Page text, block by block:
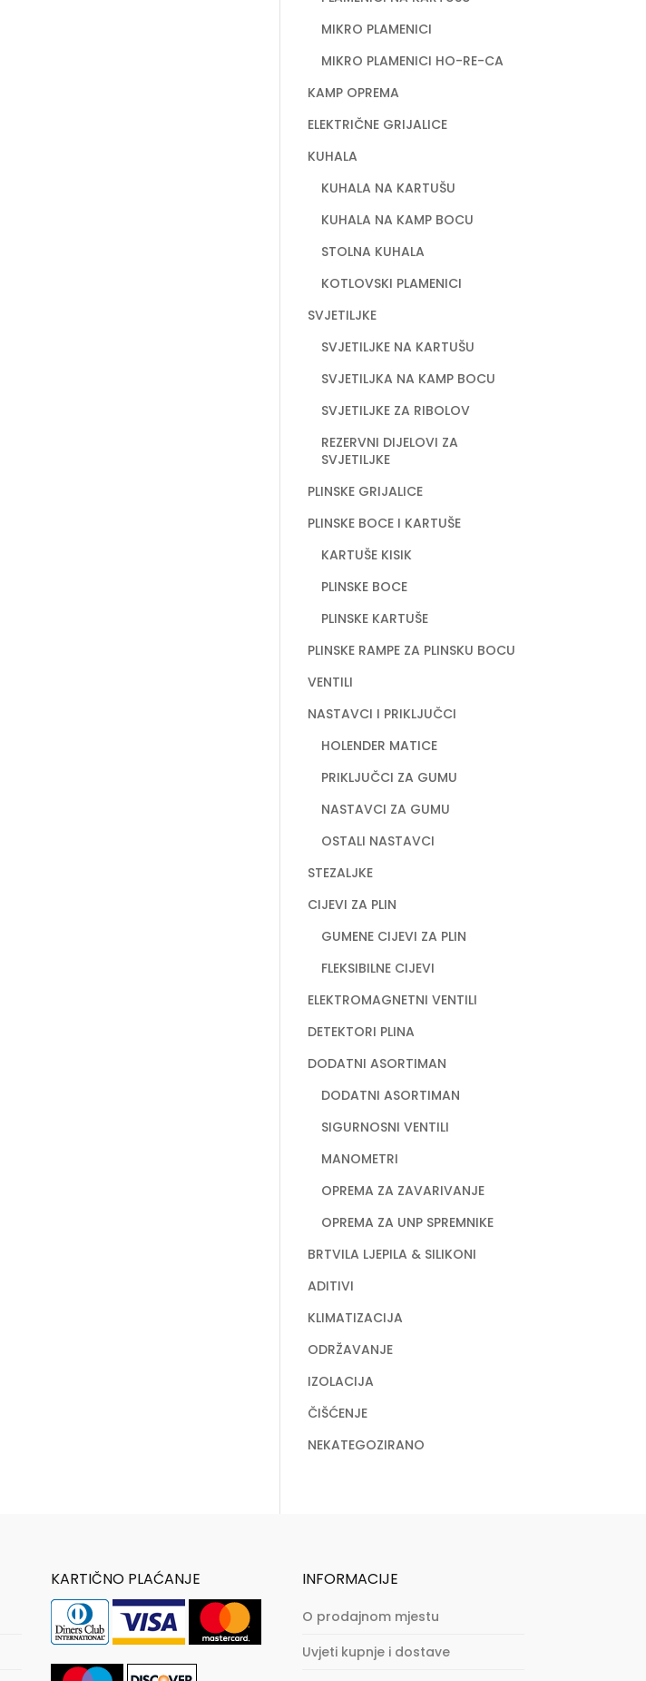
MIKRO PLAMENICI
MIKRO PLAMENICI HO-RE-CA
KAMP OPREMA
ELEKTRIČNE GRIJALICE
KUHALA
KUHALA NA KARTUŠU
KUHALA NA KAMP BOCU
STOLNA KUHALA
KOTLOVSKI PLAMENICI
SVJETILJKE
SVJETILJKE NA KARTUŠU
SVJETILJKA NA KAMP BOCU
SVJETILJKE ZA RIBOLOV
REZERVNI DIJELOVI ZA
SVJETILJKE
PLINSKE GRIJALICE
PLINSKE BOCE I KARTUŠE
KARTUŠE KISIK
PLINSKE BOCE
PLINSKE KARTUŠE
PLINSKE RAMPE ZA PLINSKU BOCU
VENTILI
NASTAVCI I PRIKLJUČCI
HOLENDER MATICE
PRIKLJUČCI ZA GUMU
NASTAVCI ZA GUMU
OSTALI NASTAVCI
STEZALJKE
CIJEVI ZA PLIN
GUMENE CIJEVI ZA PLIN
FLEKSIBILNE CIJEVI
ELEKTROMAGNETNI VENTILI
DETEKTORI PLINA
DODATNI ASORTIMAN
DODATNI ASORTIMAN
SIGURNOSNI VENTILI
MANOMETRI
OPREMA ZA ZAVARIVANJE
OPREMA ZA UNP SPREMNIKE
BRTVILA LJEPILA & SILIKONI
ADITIVI
KLIMATIZACIJA
ODRŽAVANJE
IZOLACIJA
ČIŠĆENJE
NEKATEGOZIRANO
KARTIČNO PLAĆANJE INFORMACIJE
O prodajnom mjestu
Uvjeti kupnje i dostave